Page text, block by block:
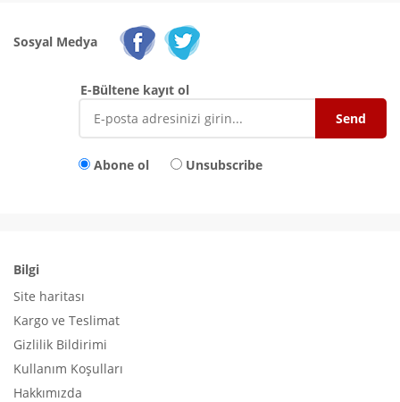
Sosyal Medya
E-Bültene kayıt ol
Abone ol Unsubscribe
Bilgi
Site haritası
Kargo ve Teslimat
Gizlilik Bildirimi
Kullanım Koşulları
Hakkımızda